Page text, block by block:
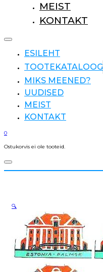
MEIST
KONTAKT
ESILEHT
TOOTEKATALOOG
MIKS MEENED?
UUDISED
MEIST
KONTAKT
0
Ostukorvis ei ole tooteid.
🔍